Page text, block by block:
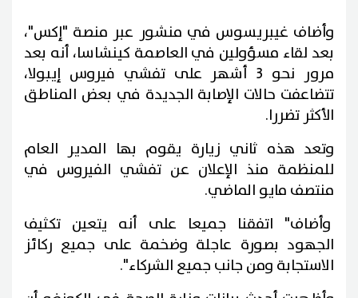
وأضاف غيبريسوس في منشور عبر منصة "إكس"،
بعد لقاء مسؤولين في العاصمة كينشاسا، أنه بعد
مرور نحو 3 أشهر على تفشي فيروس إيبولا،
تتضاعفت حالات الإصابة الجديدة في بعض المناطق
الأكثر تضررا.
وتعد هذه ثاني زيارة يقوم بها المدير العام
للمنظمة منذ الإعلان عن تفشي الفيروس في
منتصف مايو الماضي.
وأضاف" اتفقنا جميعا على أنه يتعين تكثيف
الجهود بصورة عاجلة وضخمة على جميع ركائز
الاستجابة ومن جانب جميع الشركاء".